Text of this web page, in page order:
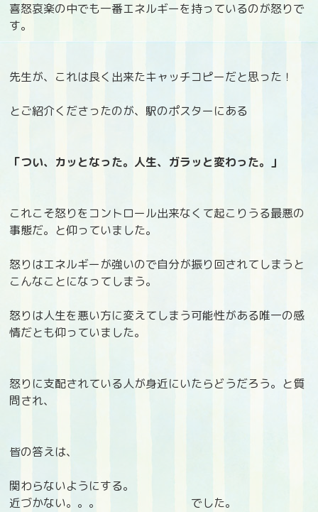
喜怒哀楽の中でも一番エネルギーを持っているのが怒りで
す。
先生が、これは良く出来たキャッチコピーだと思った！
とご紹介くださったのが、駅のポスターにある
「つい、カッとなった。人生、ガラッと変わった。」
これこそ怒りをコントロール出来なくて起こりうる最悪の
事態だ。と仰っていました。
怒りはエネルギーが強いので自分が振り回されてしまうと
こんなことになってしまう。
怒りは人生を悪い方に変えてしまう可能性がある唯一の感
情だとも仰っていました。
怒りに支配されている人が身近にいたらどうだろう。と質
問され、
皆の答えは、
関わらないようにする。
近づかない。。。 でした。